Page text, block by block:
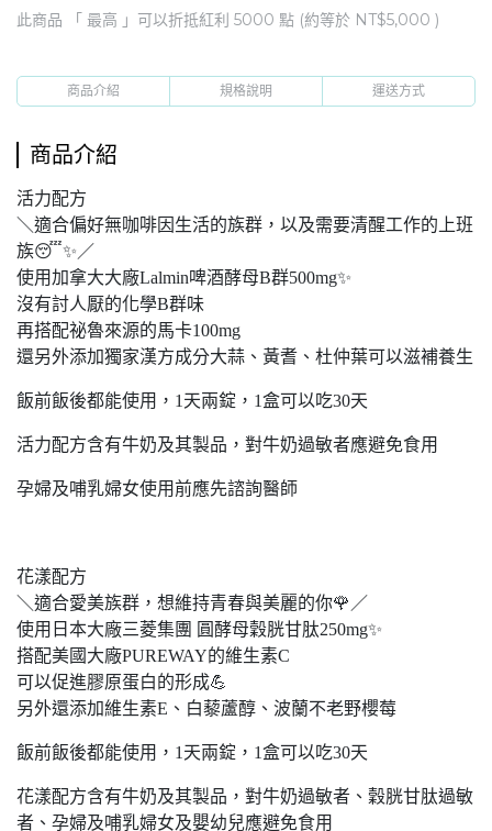
此商品 「 最高 」可以折抵紅利 5000 點 (約等於 NT$5,000 )
商品介紹 規格說明 運送方式
商品介紹
活力配方
＼適合偏好無咖啡因生活的族群，以及需要清醒工作的上班
族😴✨／
使用加拿大大廠Lalmin啤酒酵母B群500mg✨
沒有討人厭的化學B群味
再搭配祕魯來源的馬卡100mg
還另外添加獨家漢方成分大蒜、黃耆、杜仲葉可以滋補養生
飯前飯後都能使用，1天兩錠，1盒可以吃30天
活力配方含有牛奶及其製品，對牛奶過敏者應避免食用
孕婦及哺乳婦女使用前應先諮詢醫師
花漾配方
＼適合愛美族群，想維持青春與美麗的你🌹／
使用日本大廠三菱集團 圓酵母穀胱甘肽250mg✨
搭配美國大廠PUREWAY的維生素C
可以促進膠原蛋白的形成💪
另外還添加維生素E、白藜蘆醇、波蘭不老野櫻莓
飯前飯後都能使用，1天兩錠，1盒可以吃30天
花漾配方含有牛奶及其製品，對牛奶過敏者、穀胱甘肽過敏
者、孕婦及哺乳婦女及嬰幼兒應避免食用